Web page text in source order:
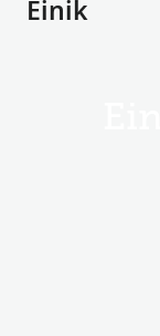
Einik